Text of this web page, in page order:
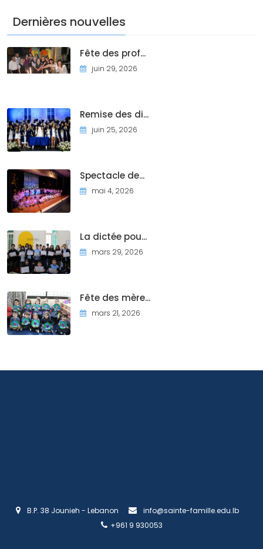
Dernières nouvelles
Fête des prof...
juin 29, 2026
Remise des di...
juin 25, 2026
Spectacle de...
mai 4, 2026
La dictée pou...
mars 29, 2026
Fête des mère...
mars 21, 2026
B.P. 38 Jounieh - Lebanon
info@sainte-famille.edu.lb
+961 9 930053